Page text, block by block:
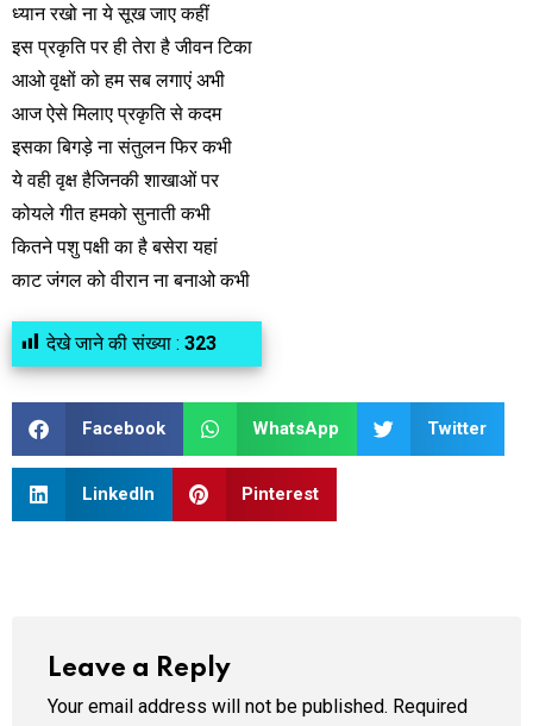
ध्यान रखो ना ये सूख जाए कहीं
इस प्रकृति पर ही तेरा है जीवन टिका
आओ वृक्षों को हम सब लगाएं अभी
आज ऐसे मिलाए प्रकृति से कदम
इसका बिगड़े ना संतुलन फिर कभी
ये वही वृक्ष हैजिनकी शाखाओं पर
कोयले गीत हमको सुनाती कभी
कितने पशु पक्षी का है बसेरा यहां
काट जंगल को वीरान ना बनाओ कभी
देखे जाने की संख्या : 323
Facebook WhatsApp Twitter
LinkedIn Pinterest
Leave a Reply
Your email address will not be published. Required